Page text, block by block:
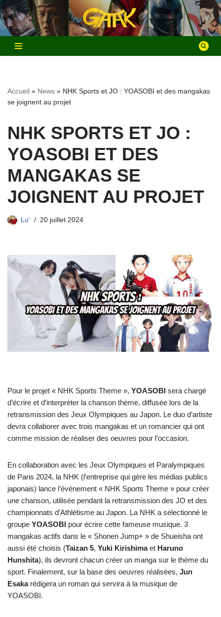
Aller
au
contenu
Accueil » News » NHK Sports et JO : YOASOBI et des mangakas
se joignent au projet
NHK SPORTS ET JO :
YOASOBI ET DES
MANGAKAS SE
JOIGNENT AU PROJET
Lu' 20 juillet 2024
Pour le projet « NHK Sports Theme », YOASOBI sera chargé
d’écrire et d’interpréter la chanson thème, diffusée lors de la
retransmission des Jeux Olympiques au Japon. Le duo d’artiste
devra collaborer avec trois mangakas et un romancier qui ont
comme mission de réaliser des oeuvres pour l’occasion.
En collaboration avec les Jeux Olympiques et Paralympiques
de Paris 2024, la NHK (l’entreprise qui gère les médias publics
japonais) lance l’évènement « NHK Sports Theme » pour créer
une chanson, utilisée pendant la retransmission des JO et des
championnats d’Athlétisme au Japon. La NHK a sélectionné le
groupe YOASOBI pour écrire cette fameuse musique. 3
mangakas actifs dans le « Shonen Jump+ » de Shueisha ont
aussi été choisis (Taizan 5, Yuki Kirishimaet Haruno
Hunshita), ils devront chacun créer un manga sur le thème du
sport. Finalement, sur la base des oeuvres réalisées, Jun
Esakarédigera un roman qui servira à la musique de
YOASOBI.